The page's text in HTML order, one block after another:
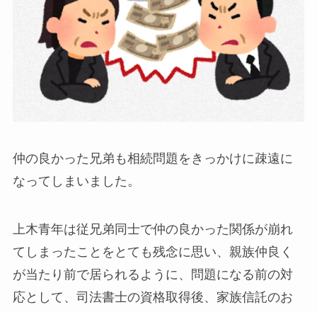
仲の良かった兄弟も相続問題をきっかけに疎遠に
なってしまいました。
上木青年は従兄弟同士で仲の良かった関係が崩れ
てしまったことをとても残念に思い、親族仲良く
が当たり前で居られるように、問題になる前の対
応として、司法書士の資格取得後、家族信託のお